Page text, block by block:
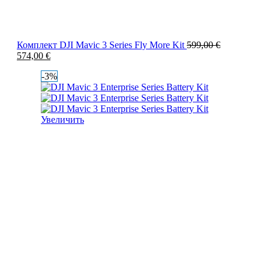
Комплект DJI Mavic 3 Series Fly More Kit 599,00€
574,00 €
-3%
Увеличить